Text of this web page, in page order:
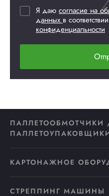
Я даю согласие на
данных в
конфиденциальности
ПАЛЛЕТООБМОТЧИКИ
КАРТОНАЖНОЕ
СТРЕППИНГ МАШИНЫ